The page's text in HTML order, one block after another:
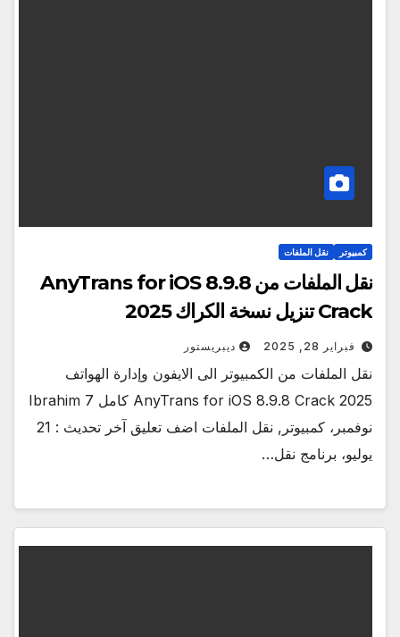
كمبيوتر نقل الملفات
نقل الملفات من AnyTrans for iOS 8.9.8
Crack تنزيل نسخة الكراك 2025
فبراير 28, 2025 ديبريستور
نقل الملفات من الكمبيوتر الى الايفون وإدارة الهواتف
AnyTrans for iOS 8.9.8 Crack 2025 كامل Ibrahim 7
نوفمبر، كمبيوتر, نقل الملفات اضف تعليق آخر تحديث : 21
يوليو، برنامج نقل…